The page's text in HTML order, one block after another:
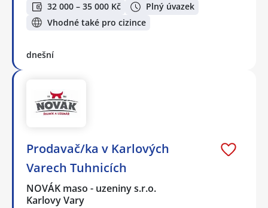
32 000 – 35 000 Kč
Plný úvazek
Vhodné také pro cizince
dnešní
Prodavač/ka v Karlových
Varech Tuhnicích
NOVÁK maso - uzeniny s.r.o.
Karlovy Vary